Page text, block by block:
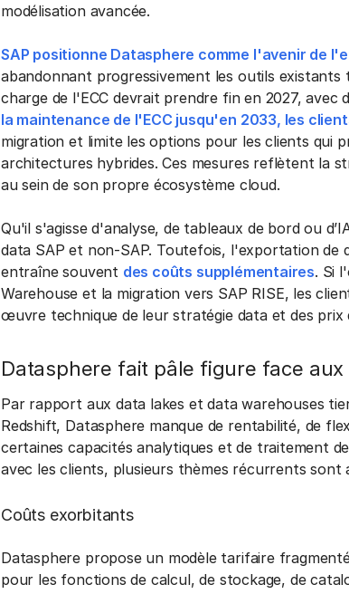
modélisation avancée.
SAP positionne Datasphere comme l'avenir de
abandonnant progressivement les outils existants
charge de l'ECC devrait prendre fin en 2027, avec
la maintenance de l'ECC jusqu'en 2033, les
migration et limite les options pour les clients qui
architectures hybrides. Ces mesures reflètent la
au sein de son propre écosystème cloud.
Qu'il s'agisse d'analyse, de tableaux de bord ou
data SAP et non-SAP. Toutefois, l'exportation de
entraîne souvent des coûts supplémentaires. Si
Warehouse et la migration vers SAP RISE, les
œuvre technique de leur stratégie data et des prix
Datasphere fait pâle figure face
Par rapport aux data lakes et data warehouses
Redshift, Datasphere manque de rentabilité, de
certaines capacités analytiques et de traitement
avec les clients, plusieurs thèmes récurrents sont
Coûts exorbitants
Datasphere propose un modèle tarifaire
pour les fonctions de calcul, de stockage, de